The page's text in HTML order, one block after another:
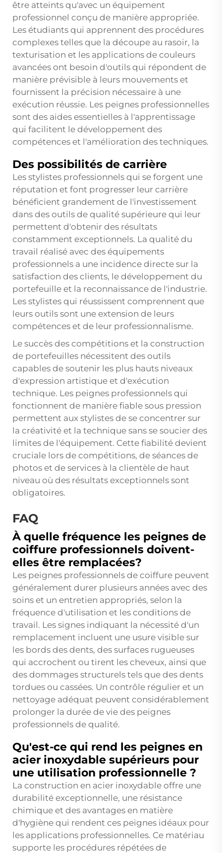
être atteints qu'avec un équipement
professionnel conçu de manière appropriée.
Les étudiants qui apprennent des procédures
complexes telles que la découpe au rasoir, la
texturisation et les applications de couleurs
avancées ont besoin d'outils qui répondent de
manière prévisible à leurs mouvements et
fournissent la précision nécessaire à une
exécution réussie. Les peignes professionnelles
sont des aides essentielles à l'apprentissage
qui facilitent le développement des
compétences et l'amélioration des techniques.
Des possibilités de carrière
Les stylistes professionnels qui se forgent une
réputation et font progresser leur carrière
bénéficient grandement de l'investissement
dans des outils de qualité supérieure qui leur
permettent d'obtenir des résultats
constamment exceptionnels. La qualité du
travail réalisé avec des équipements
professionnels a une incidence directe sur la
satisfaction des clients, le développement du
portefeuille et la reconnaissance de l'industrie.
Les stylistes qui réussissent comprennent que
leurs outils sont une extension de leurs
compétences et de leur professionnalisme.
Le succès des compétitions et la construction
de portefeuilles nécessitent des outils
capables de soutenir les plus hauts niveaux
d'expression artistique et d'exécution
technique. Les peignes professionnels qui
fonctionnent de manière fiable sous pression
permettent aux stylistes de se concentrer sur
la créativité et la technique sans se soucier des
limites de l'équipement. Cette fiabilité devient
cruciale lors de compétitions, de séances de
photos et de services à la clientèle de haut
niveau où des résultats exceptionnels sont
obligatoires.
FAQ
À quelle fréquence les peignes de
coiffure professionnels doivent-
elles être remplacées?
Les peignes professionnels de coiffure peuvent
généralement durer plusieurs années avec des
soins et un entretien appropriés, selon la
fréquence d'utilisation et les conditions de
travail. Les signes indiquant la nécessité d'un
remplacement incluent une usure visible sur
les bords des dents, des surfaces rugueuses
qui accrochent ou tirent les cheveux, ainsi que
des dommages structurels tels que des dents
tordues ou cassées. Un contrôle régulier et un
nettoyage adéquat peuvent considérablement
prolonger la durée de vie des peignes
professionnels de qualité.
Qu'est-ce qui rend les peignes en
acier inoxydable supérieurs pour
une utilisation professionnelle ?
La construction en acier inoxydable offre une
durabilité exceptionnelle, une résistance
chimique et des avantages en matière
d'hygiène qui rendent ces peignes idéaux pour
les applications professionnelles. Ce matériau
supporte les procédures répétées de